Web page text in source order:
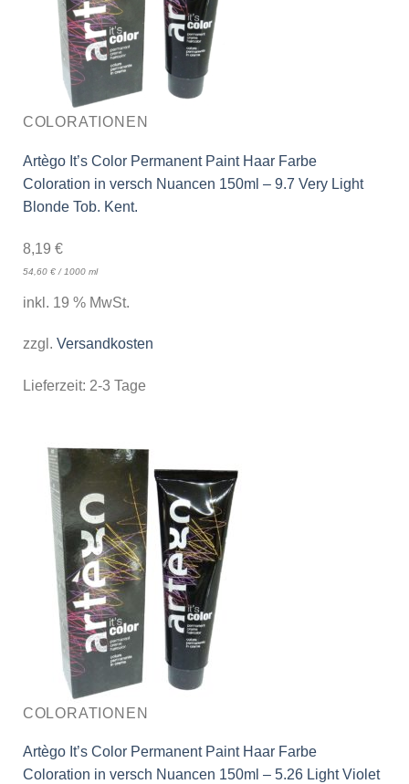
COLORATIONEN
Artègo It’s Color Permanent Paint Haar Farbe
Coloration in versch Nuancen 150ml – 9.7 Very Light
Blonde Tob. Kent.
8,19 €
54,60 €/ 1000 ml
inkl. 19 % MwSt.
zzgl. Versandkosten
Lieferzeit: 2-3 Tage
COLORATIONEN
Artègo It’s Color Permanent Paint Haar Farbe
Coloration in versch Nuancen 150ml – 5.26 Light Violet